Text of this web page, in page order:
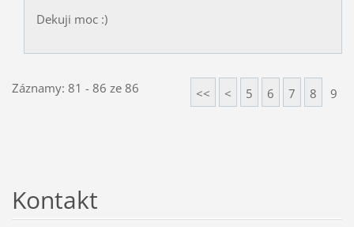
Dekuji moc :)
Záznamy: 81 - 86 ze 86 << < 5 6 7 8 9
Kontakt